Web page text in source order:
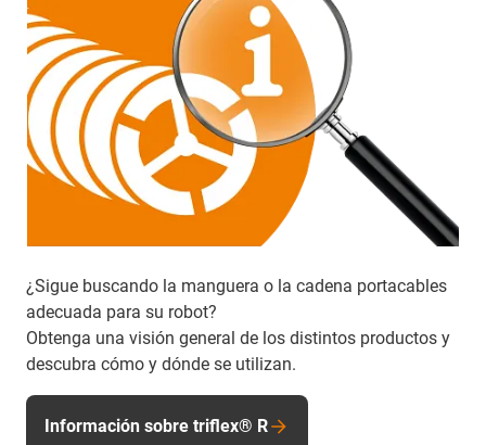
¿Sigue buscando la manguera o la cadena portacables
adecuada para su robot?
Obtenga una visión general de los distintos productos y
descubra cómo y dónde se utilizan.
Información sobre triflex® R